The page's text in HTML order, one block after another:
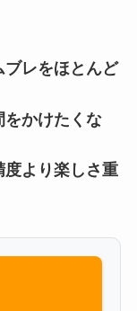
ブレをほとんど
をかけたくな
度より楽しさ重